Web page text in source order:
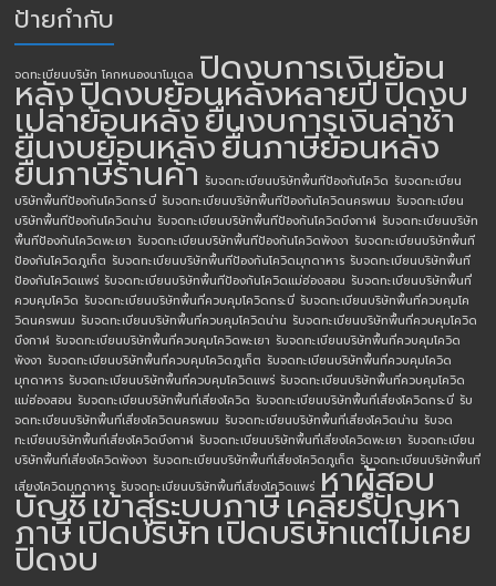
ป้ายกำกับ
จดทะเบียนบริษัท โคกหนองนาโมเดล ปิดงบการเงินย้อน
หลังปิดงบย้อนหลังหลายปีปิดงบ
เปล่าย้อนหลังยื่นงบการเงินล่าช้า
ยื่นงบย้อนหลังยื่นภาษีย้อนหลัง
ยื่นภาษีร้านค้า รับจดทะเบียนบริษัทพื้นทีป้องกันโควิด รับจดทะเบียน
บริษัทพื้นทีป้องกันโควิดกระบี่ รับจดทะเบียนบริษัทพื้นทีป้องกันโควิดนครพนม รับจดทะเบียน
บริษัทพื้นทีป้องกันโควิดน่าน รับจดทะเบียนบริษัทพื้นทีป้องกันโควิดบึงกาฬ รับจดทะเบียนบริษัท
พื้นทีป้องกันโควิดพะเยา รับจดทะเบียนบริษัทพื้นทีป้องกันโควิดพังงา รับจดทะเบียนบริษัทพื้นที
ป้องกันโควิดภูเก็ต รับจดทะเบียนบริษัทพื้นทีป้องกันโควิดมุกดาหาร รับจดทะเบียนบริษัทพื้นที
ป้องกันโควิดแพร่ รับจดทะเบียนบริษัทพื้นทีป้องกันโควิดแม่ฮ่องสอน รับจดทะเบียนบริษัทพื้นที่
ควบคุมโควิด รับจดทะเบียนบริษัทพื้นที่ควบคุมโควิดกระบี่ รับจดทะเบียนบริษัทพื้นที่ควบคุมโค
วิดนครพนม รับจดทะเบียนบริษัทพื้นที่ควบคุมโควิดน่าน รับจดทะเบียนบริษัทพื้นที่ควบคุมโควิด
บึงกาฬ รับจดทะเบียนบริษัทพื้นที่ควบคุมโควิดพะเยา รับจดทะเบียนบริษัทพื้นที่ควบคุมโควิด
พังงา รับจดทะเบียนบริษัทพื้นที่ควบคุมโควิดภูเก็ต รับจดทะเบียนบริษัทพื้นที่ควบคุมโควิด
มุกดาหาร รับจดทะเบียนบริษัทพื้นที่ควบคุมโควิดแพร่ รับจดทะเบียนบริษัทพื้นที่ควบคุมโควิด
แม่ฮ่องสอน รับจดทะเบียนบริษัทพื้นที่เสี่ยงโควิด รับจดทะเบียนบริษัทพื้นที่เสี่ยงโควิดกระบี่ รับ
จดทะเบียนบริษัทพื้นที่เสี่ยงโควิดนครพนม รับจดทะเบียนบริษัทพื้นที่เสี่ยงโควิดน่าน รับจด
ทะเบียนบริษัทพื้นที่เสี่ยงโควิดบึงกาฬ รับจดทะเบียนบริษัทพื้นที่เสี่ยงโควิดพะเยา รับจดทะเบียน
บริษัทพื้นที่เสี่ยงโควิดพังงา รับจดทะเบียนบริษัทพื้นที่เสี่ยงโควิดภูเก็ต รับจดทะเบียนบริษัทพื้นที่
เสี่ยงโควิดมุกดาหาร รับจดทะเบียนบริษัทพื้นที่เสี่ยงโควิดแพร่ หาผู้สอบ
บัญชีเข้าสู่ระบบภาษีเคลียร์ปัญหา
ภาษีเปิดบริษัทเปิดบริษัทแต่ไม่เคย
ปิดงบ